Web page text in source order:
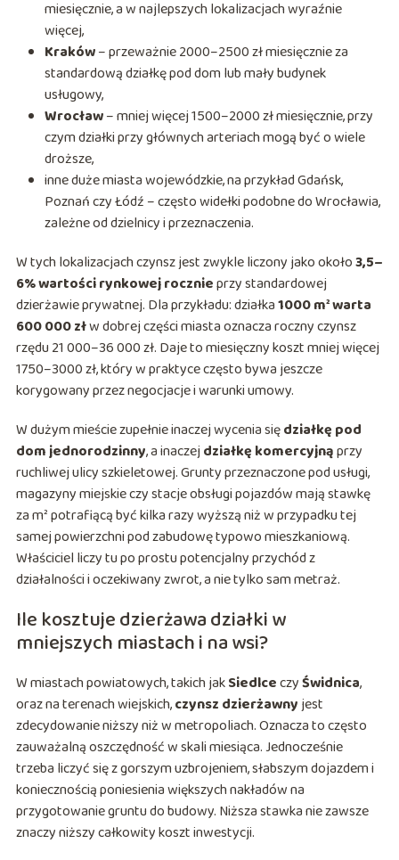
miesięcznie, a w najlepszych lokalizacjach wyraźnie
więcej,
Kraków– przeważnie 2000–2500 zł miesięcznie za
standardową działkę pod dom lub mały budynek
usługowy,
Wrocław– mniej więcej 1500–2000 zł miesięcznie, przy
czym działki przy głównych arteriach mogą być o wiele
droższe,
inne duże miasta wojewódzkie, na przykład Gdańsk,
Poznań czy Łódź – często widełki podobne do Wrocławia,
zależne od dzielnicy i przeznaczenia.
W tych lokalizacjach czynsz jest zwykle liczony jako około3,5–
6% wartości rynkowej rocznieprzy standardowej
dzierżawie prywatnej. Dla przykładu: działka1000 m² warta
600 000 złw dobrej części miasta oznacza roczny czynsz
rzędu 21 000–36 000 zł. Daje to miesięczny koszt mniej więcej
1750–3000 zł, który w praktyce często bywa jeszcze
korygowany przez negocjacje i warunki umowy.
W dużym mieście zupełnie inaczej wycenia siędziałkę pod
dom jednorodzinny, a inaczejdziałkę komercyjnąprzy
ruchliwej ulicy szkieletowej. Grunty przeznaczone pod usługi,
magazyny miejskie czy stacje obsługi pojazdów mają stawkę
za m² potrafiącą być kilka razy wyższą niż w przypadku tej
samej powierzchni pod zabudowę typowo mieszkaniową.
Właściciel liczy tu po prostu potencjalny przychód z
działalności i oczekiwany zwrot, a nie tylko sam metraż.
Ile kosztuje dzierżawa działki w
mniejszych miastach i na wsi?
W miastach powiatowych, takich jakSiedlceczyŚwidnica,
oraz na terenach wiejskich,czynsz dzierżawnyjest
zdecydowanie niższy niż w metropoliach. Oznacza to często
zauważalną oszczędność w skali miesiąca. Jednocześnie
trzeba liczyć się z gorszym uzbrojeniem, słabszym dojazdem i
koniecznością poniesienia większych nakładów na
przygotowanie gruntu do budowy. Niższa stawka nie zawsze
znaczy niższy całkowity koszt inwestycji.